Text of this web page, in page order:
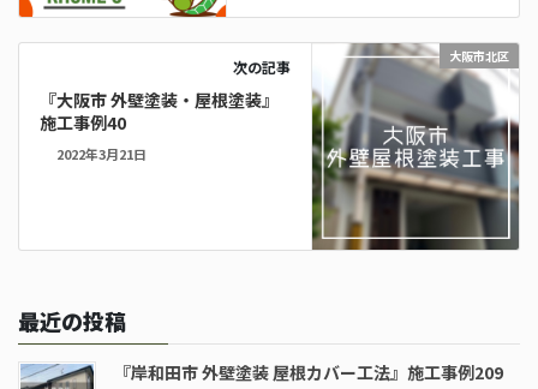
大阪市北区
次の記事
『大阪市 外壁塗装・屋根塗装』
施工事例40
2022年3月21日
最近の投稿
『岸和田市 外壁塗装 屋根カバー工法』施工事例209